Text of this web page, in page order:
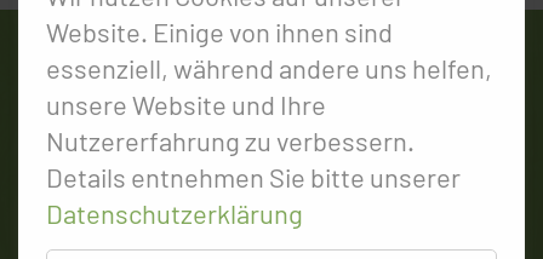
Willkommen
Gaststätte
Zimmer / FeWo
Preise
Website. Einige von ihnen sind
essenziell, während andere uns helfen,
unsere Website und Ihre
Nutzererfahrung zu verbessern.
Details entnehmen Sie bitte unserer
Datenschutzerklärung